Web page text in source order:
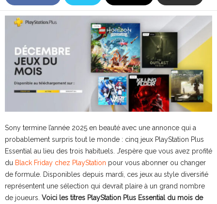
Sony termine l’année 2025 en beauté avec une annonce qui a
probablement surpris tout le monde : cinq jeux PlayStation Plus
Essential au lieu des trois habituels. J’espère que vous avez profité
du Black Friday chez PlayStation pour vous abonner ou changer
de formule. Disponibles depuis mardi, ces jeux au style diversifié
représentent une sélection qui devrait plaire à un grand nombre
de joueurs. Voici les titres PlayStation Plus Essential du mois de